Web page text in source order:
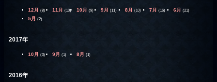
12月 (8) 11月 (10) 10月 (9) 9月 (11) 8月 (10) 7月 (16) 6月 (21)
5月 (2)
2017年
10月 (3) 9月 (1) 8月 (1)
2016年